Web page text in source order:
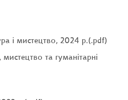
і мистецтво, 2024 р.(.pdf)
та гуманітарні